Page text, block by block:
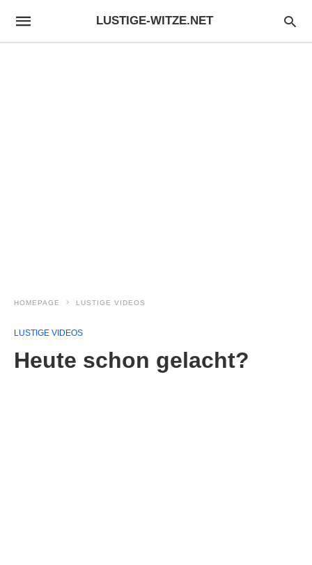
LUSTIGE-WITZE.NET
HOMEPAGE LUSTIGE VIDEOS
LUSTIGE VIDEOS
Heute schon gelacht?